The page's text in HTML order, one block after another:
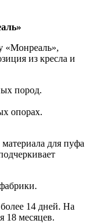
«Монреаль»,
из кресла и
пород.
опорах.
для пуфа
14 дней. На
18 месяцев.